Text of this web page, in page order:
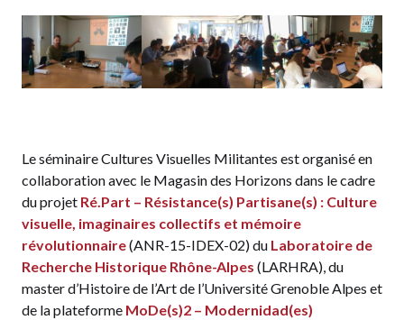
Le séminaire Cultures Visuelles Militantes est organisé en
collaboration avec le Magasin des Horizons dans le cadre
du projet Ré.Part – Résistance(s) Partisane(s) : Culture
visuelle, imaginaires collectifs et mémoire
révolutionnaire(ANR-15-IDEX-02) du Laboratoire de
Recherche Historique Rhône-Alpes (LARHRA), du
master d’Histoire de l’Art de l’Université Grenoble Alpes et
de la plateforme MoDe(s)2 – Modernidad(es)